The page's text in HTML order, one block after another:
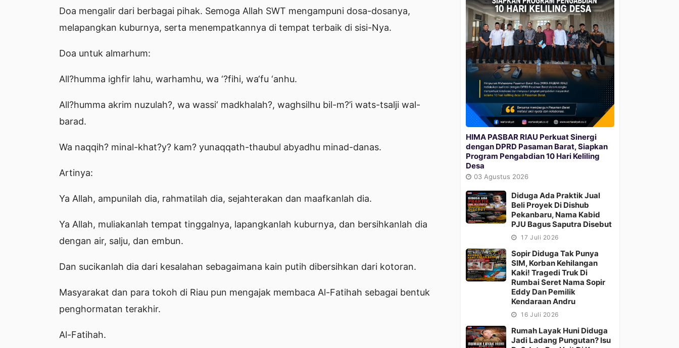
Doa mengalir dari berbagai pihak. Semoga Allah SWT mengampuni dosa-dosanya,
melapangkan kuburnya, serta menempatkannya di tempat terbaik di sisi-Nya.
Doa untuk almarhum:
All?humma ighfir lahu, warhamhu, wa ‘?fihi, wa‘fu ‘anhu.
All?humma akrim nuzulah?, wa wassi‘ madkhalah?, waghsilhu bil-m?’i wats-tsalji wal-
barad.
Wa naqqih? minal-khat?y? kam? yunaqqath-thaubul abyadhu minad-danas.
Artinya:
Ya Allah, ampunilah dia, rahmatilah dia, sejahterakan dan maafkanlah dia.
Ya Allah, muliakanlah tempat tinggalnya, lapangkanlah kuburnya, dan bersihkanlah dia
dengan air, salju, dan embun.
Dan sucikanlah dia dari kesalahan sebagaimana kain putih dibersihkan dari kotoran.
Masyarakat dan para tokoh di Riau pun mengajak membaca Al-Fatihah sebagai bentuk
penghormatan terakhir.
Al-Fatihah.
HIMA PASBAR RIAU Perkuat Sinergi
dengan DPRD Pasaman Barat, Siapkan
Program Pengabdian 10 Hari Keliling
Desa
03 Agustus 2026
Diduga Ada Praktik Jual
Beli Proyek Di Dishub
Pekanbaru, Nama Kabid
PJU Bagus Saputra Disebut
17 Juli 2026
Sopir Diduga Tak Punya
SIM, Korban Kehilangan
Kaki! Tragedi Truk Di
Rumbai Seret Nama Sopir
Eddy Dan Pemilik
Kendaraan Andru
16 Juli 2026
Rumah Layak Huni Diduga
Jadi Ladang Pungutan? Isu